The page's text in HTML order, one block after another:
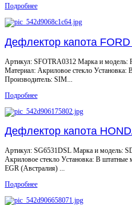
Подробнее
Дефлектор капота
Артикул: SFOTRA0312 Марка и модель:
Материал: Акриловое стекло Установка:
Производитель: SIM...
Подробнее
Дефлектор капота
Артикул: SG6531DSL Марка и модель:
Акриловое стекло Установка: В штатные
EGR (Австралия) ...
Подробнее